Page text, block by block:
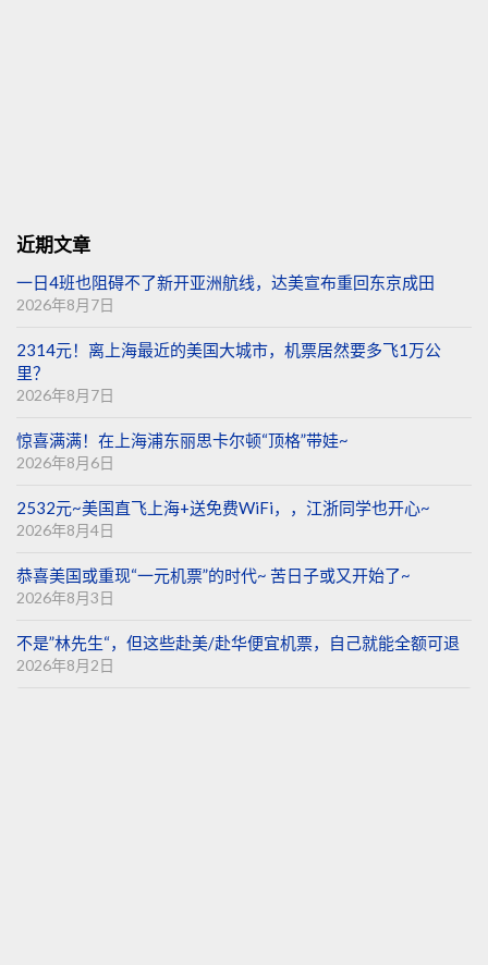
近期文章
一日4班也阻碍不了新开亚洲航线，达美宣布重回东京成田
2026年8月7日
2314元！离上海最近的美国大城市，机票居然要多飞1万公
里？
2026年8月7日
惊喜满满！在上海浦东丽思卡尔顿“顶格”带娃~
2026年8月6日
2532元~美国直飞上海+送免费WiFi，，江浙同学也开心~
2026年8月4日
恭喜美国或重现“一元机票”的时代~ 苦日子或又开始了~
2026年8月3日
不是”林先生“，但这些赴美/赴华便宜机票，自己就能全额可退
2026年8月2日